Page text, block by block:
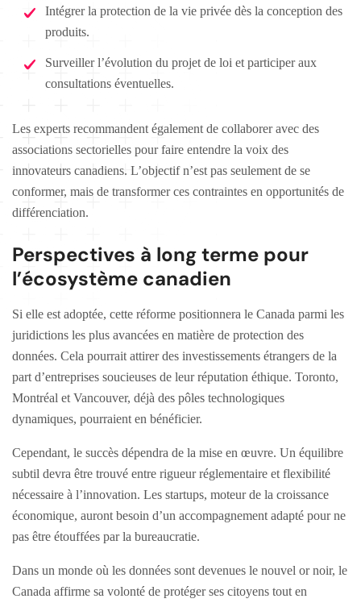
Intégrer la protection de la vie privée dès la conception des
produits.
Surveiller l’évolution du projet de loi et participer aux
consultations éventuelles.
Les experts recommandent également de collaborer avec des
associations sectorielles pour faire entendre la voix des
innovateurs canadiens. L’objectif n’est pas seulement de se
conformer, mais de transformer ces contraintes en opportunités de
différenciation.
Perspectives à long terme pour
l’écosystème canadien
Si elle est adoptée, cette réforme positionnera le Canada parmi les
juridictions les plus avancées en matière de protection des
données. Cela pourrait attirer des investissements étrangers de la
part d’entreprises soucieuses de leur réputation éthique. Toronto,
Montréal et Vancouver, déjà des pôles technologiques
dynamiques, pourraient en bénéficier.
Cependant, le succès dépendra de la mise en œuvre. Un équilibre
subtil devra être trouvé entre rigueur réglementaire et flexibilité
nécessaire à l’innovation. Les startups, moteur de la croissance
économique, auront besoin d’un accompagnement adapté pour ne
pas être étouffées par la bureaucratie.
Dans un monde où les données sont devenues le nouvel or noir, le
Canada affirme sa volonté de protéger ses citoyens tout en